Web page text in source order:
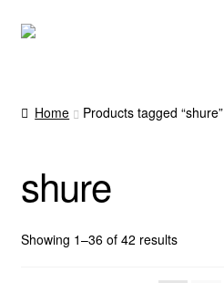
Pular
Pular
conteúdo
RF
VÍDEO
Home Products tagged “shure”
shure
Showing 1–36 of 42 results